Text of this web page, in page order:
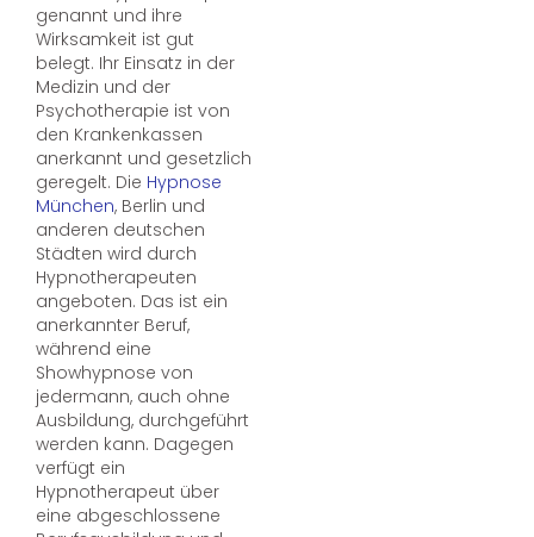
genannt und ihre
Wirksamkeit ist gut
belegt. Ihr Einsatz in der
Medizin und der
Psychotherapie ist von
den Krankenkassen
anerkannt und gesetzlich
geregelt. Die Hypnose
München, Berlin und
anderen deutschen
Städten wird durch
Hypnotherapeuten
angeboten. Das ist ein
anerkannter Beruf,
während eine
Showhypnose von
jedermann, auch ohne
Ausbildung, durchgeführt
werden kann. Dagegen
verfügt ein
Hypnotherapeut über
eine abgeschlossene